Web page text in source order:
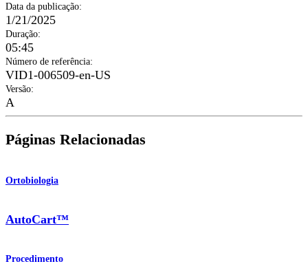
Data da publicação:
1/21/2025
Duração:
05:45
Número de referência:
VID1-006509-en-US
Versão:
A
Páginas Relacionadas
Ortobiologia
AutoCart™
Procedimento